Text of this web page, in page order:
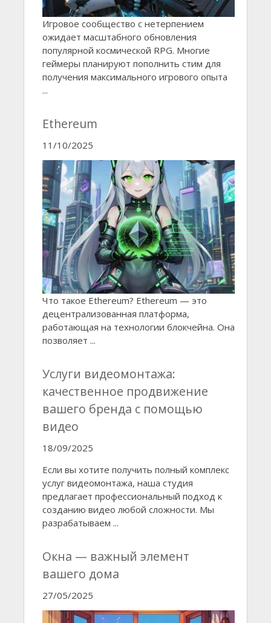
Игровое сообщество с нетерпением
ожидает масштабного обновления
популярной космической RPG. Многие
геймеры планируют пополнить стим для
получения максимального игрового опыта
...
Ethereum
11/10/2025
Что такое Ethereum? Ethereum — это
децентрализованная платформа,
работающая на технологии блокчейна. Она
позволяет ...
Услуги видеомонтажа:
качественное продвижение
вашего бренда с помощью
видео
18/09/2025
Если вы хотите получить полный комплекс
услуг видеомонтажа, наша студия
предлагает профессиональный подход к
созданию видео любой сложности. Мы
разрабатываем ...
Окна — важный элемент
вашего дома
27/05/2025